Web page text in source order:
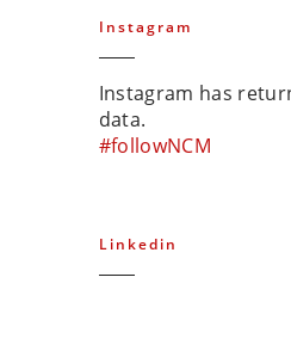
Instagram
Instagram has
data.
#followNCM
Linkedin